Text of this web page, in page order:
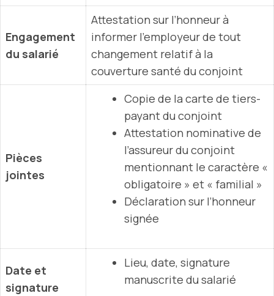
Engagement
du salarié
Attestation sur l’honneur à
informer l’employeur de tout
changement relatif à la
couverture santé du conjoint
Pièces
jointes
Copie de la carte de tiers-
payant du conjoint
Attestation nominative de
l’assureur du conjoint
mentionnant le caractère «
obligatoire » et « familial »
Déclaration sur l’honneur
signée
Date et
signature
Lieu, date, signature
manuscrite du salarié